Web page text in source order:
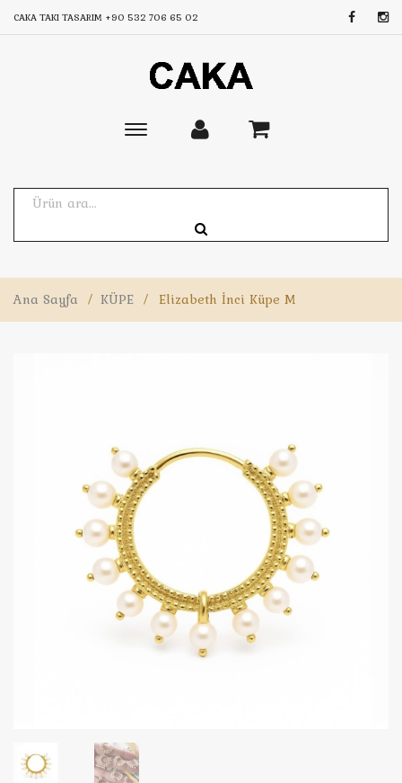
CAKA TAKI TASARIM +90 532 706 65 02
Toggle
Ana Sayfa / KÜPE / Elizabeth İnci Küpe M